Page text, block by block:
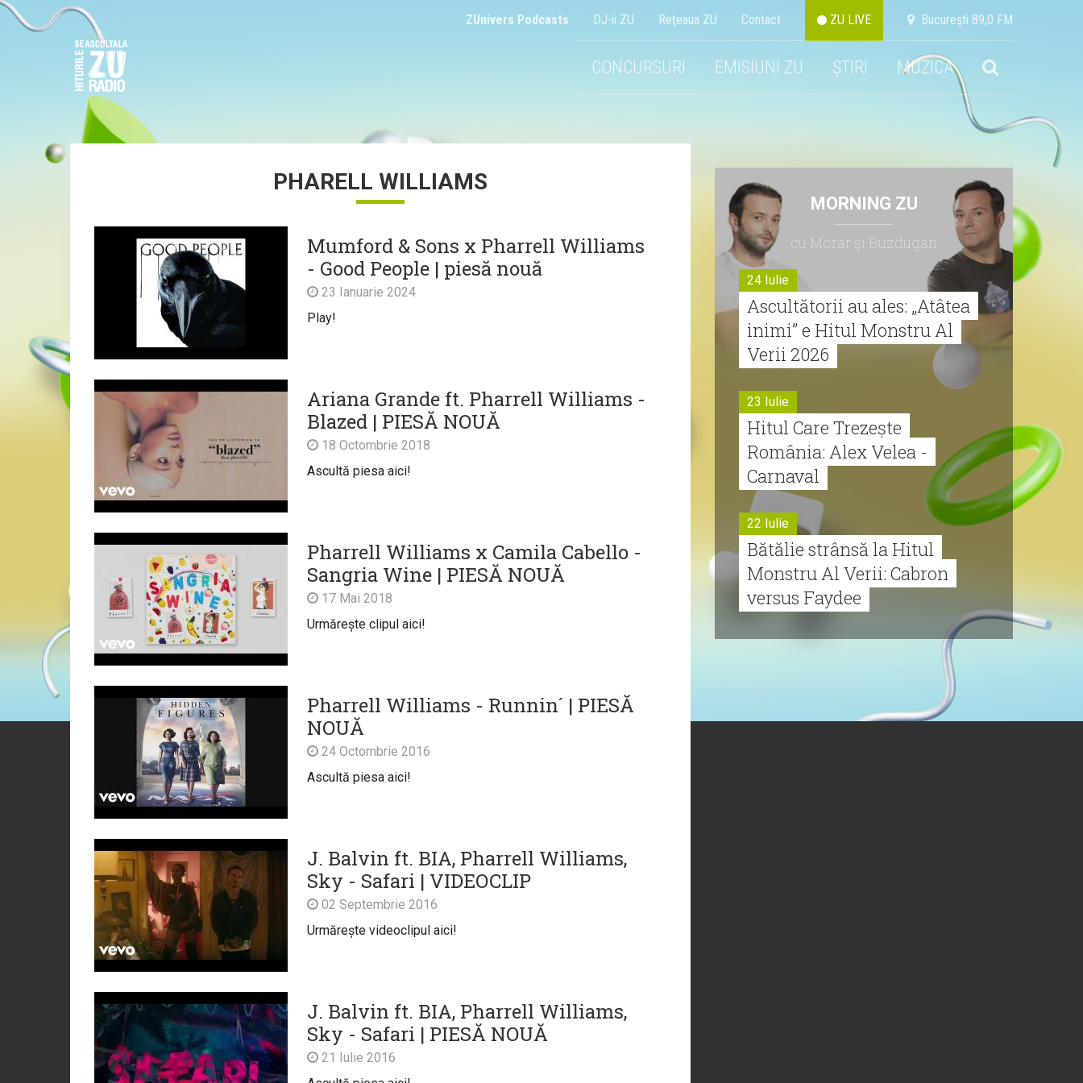
ZUnivers Podcasts DJ-ii ZU Reţeaua ZU Contact ZU LIVE Bucureşti 89,0 FM
CONCURSURI EMISIUNI ZU ȘTIRI MUZICA
PHARELL WILLIAMS
Mumford & Sons x Pharrell Williams
- Good People | piesă nouă
23 Ianuarie 2024
Play!
Ariana Grande ft. Pharrell Williams -
Blazed | PIESĂ NOUĂ
18 Octombrie 2018
Ascultă piesa aici!
Pharrell Williams x Camila Cabello -
Sangria Wine | PIESĂ NOUĂ
17 Mai 2018
Urmărește clipul aici!
Pharrell Williams - Runnin´ | PIESĂ
NOUĂ
24 Octombrie 2016
Ascultă piesa aici!
J. Balvin ft. BIA, Pharrell Williams,
Sky - Safari | VIDEOCLIP
02 Septembrie 2016
Urmărește videoclipul aici!
J. Balvin ft. BIA, Pharrell Williams,
Sky - Safari | PIESĂ NOUĂ
21 Iulie 2016
MORNING ZU
cu Morar şi Buzdugan
24 Iulie
Ascultătorii au ales: „Atâtea
inimi” e Hitul Monstru Al
Verii 2026
23 Iulie
Hitul Care Trezește
România: Alex Velea -
Carnaval
22 Iulie
Bătălie strânsă la Hitul
Monstru Al Verii: Cabron
versus Faydee
Monstru al Verii